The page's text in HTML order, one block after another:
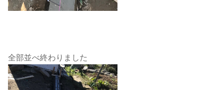
全部並べ終わりました